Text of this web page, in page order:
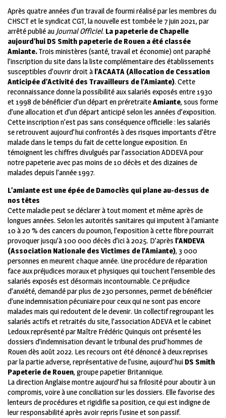
Après quatre années d’un travail de fourmi réalisé par les membres du
CHSCT et le syndicat CGT, la nouvelle est tombée le 7 juin 2021, par
arrêté publié au Journal Officiel. La papeterie de Chapelle
aujourd’hui DS Smith papeterie de Rouen a été classée
Amiante.Trois ministères (santé, travail et économie) ont paraphé
l’inscription du site dans la liste complémentaire des établissements
susceptibles d’ouvrir droit à l’ACAATA (Allocation de Cessation
Anticipée d’Activité des Travailleurs de l’Amiante). Cette
reconnaissance donne la possibilité aux salariés exposés entre 1930
et 1998 de bénéficier d’un départ en préretraiteAmiante, sous forme
d’une allocation et d’un départ anticipé selon les années d’exposition.
Cette inscription n’est pas sans conséquence officielle : les salariés
se retrouvent aujourd’hui confrontés à des risques importants d’être
malade dans le temps du fait de cette longue exposition. En
témoignent les chiffres divulgués par l’association ADDEVA pour
notre papeterie avec pas moins de 10 décès et des dizaines de
malades depuis l’année 1997.
L’amiante est une épée de Damoclès qui plane au-dessus de
nos têtes
Cette maladie peut se déclarer à tout moment et même après de
longues années. Selon les autorités sanitaires qui imputent à l’amiante
10 à 20 % des cancers du poumon, l’exposition à cette fibre pourrait
provoquer jusqu’à 100 000 décès d’ici à 2025. D’après l’ANDEVA
(Association Nationale des Victimes de l’Amiante), 3 000
personnes en meurent chaque année. Une procédure de réparation
face aux préjudices moraux et physiques qui touchent l’ensemble des
salariés exposés est désormais incontournable. Ce préjudice
d’anxiété, demandé par plus de 230 personnes, permet de bénéficier
d’une indemnisation pécuniaire pour ceux qui ne sont pas encore
malades mais qui redoutent de le devenir. Un collectif regroupant les
salariés actifs et retraités du site, l’association ADEVA et le cabinet
Ledoux représenté par Maître Frédéric Quinquis ont présenté les
dossiers d’indemnisation devant le tribunal des prud’hommes de
Rouen dès août 2022. Les recours ont été dénoncé à deux reprises
par la partie adverse, représentative de l’usine, aujourd’hui DS Smith
Papeterie de Rouen, groupe papetier Britannique.
La direction Anglaise montre aujourd’hui sa frilosité pour aboutir à un
compromis, voire à une conciliation sur les dossiers. Elle favorise des
lenteurs de procédures et rigidifie sa position, ce qui est indigne de
leur responsabilité après avoir repris l’usine et son passif.